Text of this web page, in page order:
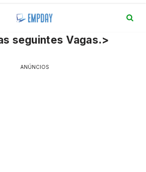
seguintes Vagas.>
ANÚNCIOS